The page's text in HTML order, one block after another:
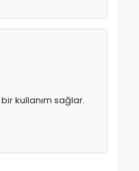
kullanım sağlar.